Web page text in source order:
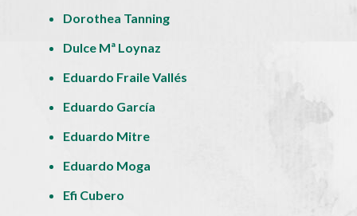
Dorothea Tanning
Dulce Mª Loynaz
Eduardo Fraile Vallés
Eduardo García
Eduardo Mitre
Eduardo Moga
Efi Cubero